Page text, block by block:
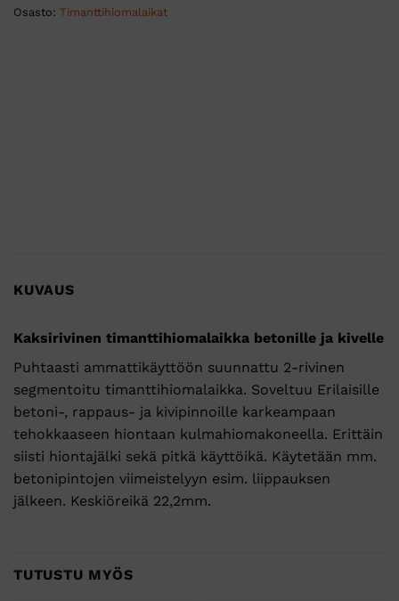
Osasto: Timanttihiomalaikat
KUVAUS
Kaksirivinen timanttihiomalaikka betonille ja kivelle
Puhtaasti ammattikäyttöön suunnattu 2-rivinen
segmentoitu timanttihiomalaikka. Soveltuu Erilaisille
betoni-, rappaus- ja kivipinnoille karkeampaan
tehokkaaseen hiontaan kulmahiomakoneella. Erittäin
siisti hiontajälki sekä pitkä käyttöikä. Käytetään mm.
betonipintojen viimeistelyyn esim. liippauksen
jälkeen. Keskiöreikä 22,2mm.
TUTUSTU MYÖS